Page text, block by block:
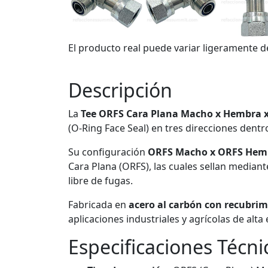
El producto real puede variar ligeramente
Descripción
La Tee ORFS Cara Plana Macho x Hembra
(O-Ring Face Seal) en tres direcciones
Su configuración ORFS Macho x ORFS
Cara Plana (ORFS), las cuales sellan
libre de fugas.
Fabricada en acero al carbón con
aplicaciones industriales y agrícolas de alta
Especificaciones